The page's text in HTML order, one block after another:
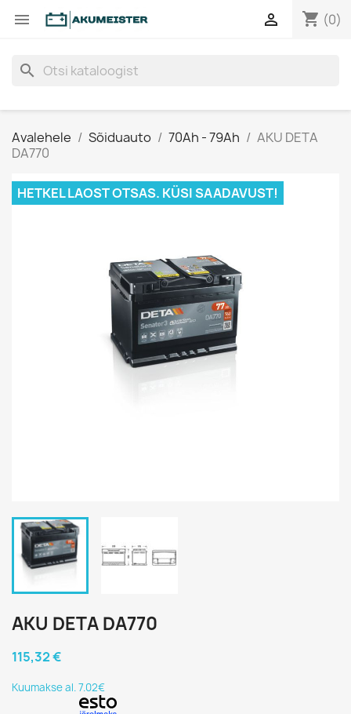
 shopping_cart (0)

search
Avalehele Sõiduauto 70Ah - 79Ah
AKU DETA
DA770
HETKEL LAOST OTSAS. KÜSI SAADAVUST!
AKU DETA DA770
115,32 €
Kuumakse al. 7.02€